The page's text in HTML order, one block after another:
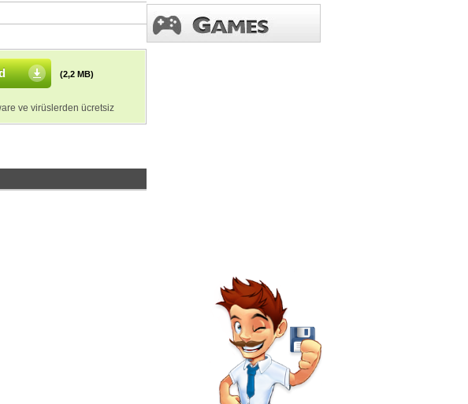
(2,2 MB)
ve virüslerden ücretsiz